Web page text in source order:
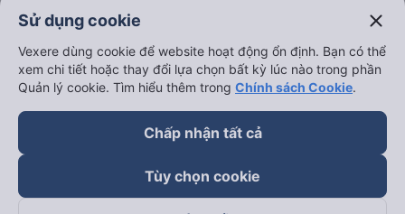
Sử dụng cookie close
Vexere dùng cookie để website hoạt động ổn định. Bạn có thể
xem chi tiết hoặc thay đổi lựa chọn bất kỳ lúc nào trong phần
Quản lý cookie. Tìm hiểu thêm trong Chính sách Cookie.
Chấp nhận tất cả
Tùy chọn cookie